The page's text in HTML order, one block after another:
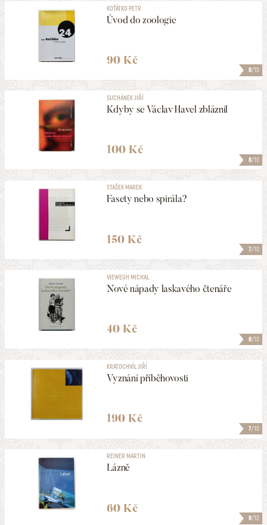
8/10
KOŤÁTKO PETR
Úvod do zoologie
90 Kč
8/10
SUCHÁNEK JIŘÍ
Kdyby se Václav Havel zbláznil
100 Kč
7/10
STAŠEK MAREK
Fasety nebo spirála?
150 Kč
8/10
VIEWEGH MICHAL
Nové nápady laskavého čtenáře
40 Kč
7/10
KRATOCHVÍL JIŘÍ
Vyznání příběhovosti
190 Kč
8/10
REINER MARTIN
Lázně
60 Kč